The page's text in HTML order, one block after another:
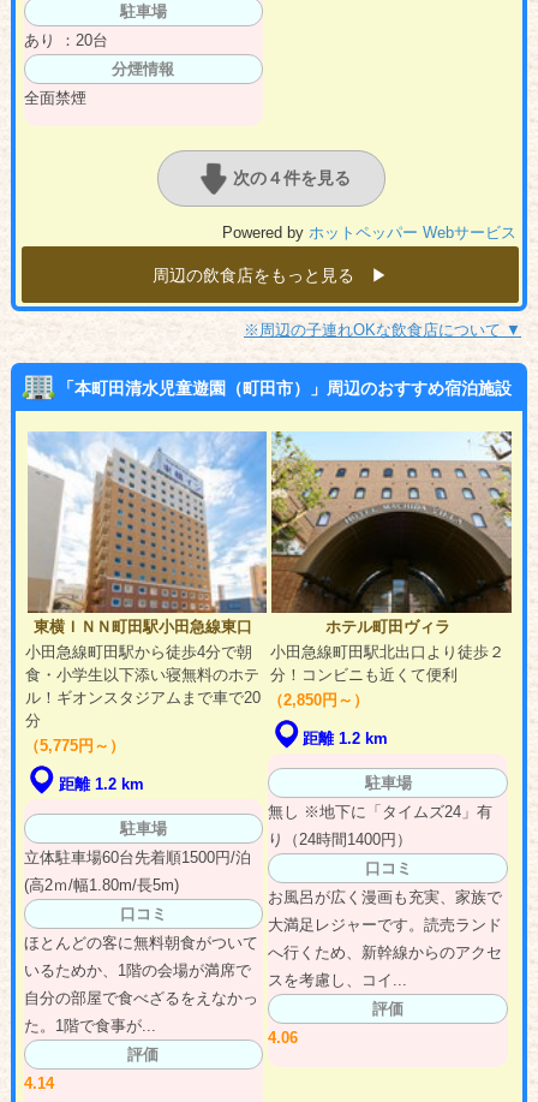
駐車場
あり ：20台
分煙情報
全面禁煙
次の４件を見る
Powered byホットペッパー Webサービス
周辺の飲食店をもっと見る ▶︎
※周辺の子連れOKな飲食店について ▼
「本町田清水児童遊園（町田市）」周辺のおすすめ宿泊施設
東横ＩＮＮ町田駅小田急線東口
小田急線町田駅から徒歩4分で朝
食・小学生以下添い寝無料のホテ
ル！ギオンスタジアムまで車で20
分
（5,775円～）
距離 1.2 km
駐車場
立体駐車場60台先着順1500円/泊
(高2ｍ/幅1.80m/長5m)
口コミ
ほとんどの客に無料朝食がついて
いるためか、1階の会場が満席で
自分の部屋で食べざるをえなかっ
た。1階で食事が...
評価
4.14
ホテル町田ヴィラ
小田急線町田駅北出口より徒歩２
分！コンビニも近くて便利
（2,850円～）
距離 1.2 km
駐車場
無し ※地下に「タイムズ24」有
り（24時間1400円）
口コミ
お風呂が広く漫画も充実、家族で
大満足レジャーです。読売ランド
へ行くため、新幹線からのアクセ
スを考慮し、コイ...
評価
4.06